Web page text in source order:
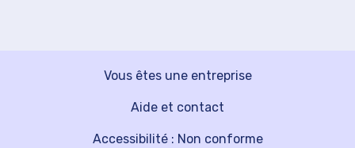
Vous êtes une entreprise
Aide et contact
Accessibilité : Non conforme